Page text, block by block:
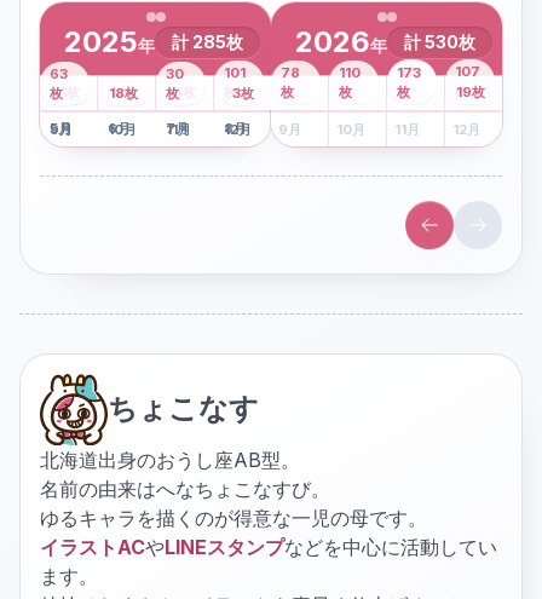
2025年 計 285枚
1月
2枚 2月 3月 4月
8枚
5月
41 枚
6月
13枚
7月
6枚
8月
101
枚
9月
63
枚
10月
18枚
11月
30
枚
12月
3枚
2026年 計530枚
1月 2月 3月
43
枚
4月
107
枚
5 月
78
枚
6月
110
枚
7月
173
枚
8月
19枚
9 月 10月 11月 12月
ちょこなす
北海道出身のおうし座AB型。
名前の由来はへなちょこなすび。
ゆるキャラを描くのが得意な一児の母です。
イラストACやLINEスタンプなどを中心に活動してい
ます。